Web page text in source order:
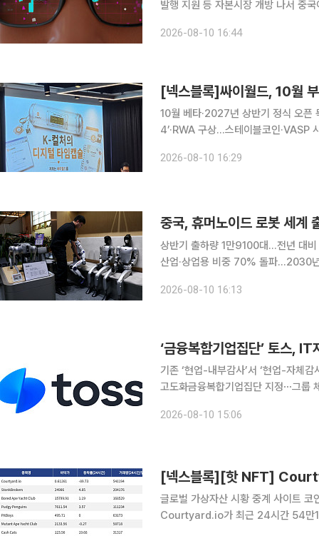
발행 지원 등 자본시장 개방 나서 중국이 미국과의 AI·반도체 패권 경쟁을 위해 전략산업 육성 방식
시장 접근성을 확대를 통한 육성을 꾀
2026-08-10 16:44
[넥스블록]싸이월드, 10월
10월 베타·2027년 상반기 정식 오픈
4’·RWA 구상…스테이블코인·VASP
선보이고 2027년 상반기 정식 서비
2026-08-10 16:29
중국, 휴머노이드 로봇 세
상반기 출하량 1만9100대…전년 대
산업·상업용 비중 70% 돌파…2030
사업체 스마트애널리틱스글로벌
2026-08-10 16:13
‘금융복합기업집단’ 토스,
기존 ‘현업-내부감사’서 ‘현업-자체
고도화금융복합기업집단 지정⋯그룹 체계 별도 마련 예정 토스
전담 조직으로 명확히 구분해 독립성
2026-08-10 15:06
글로벌 가상자산 시황 중계 사이트
Courtyard.io가 최근 24시간 54만